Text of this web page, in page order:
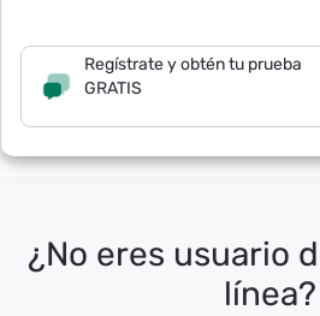
Regístrate y obtén tu prueba
GRATIS
¿No eres usuario
línea?